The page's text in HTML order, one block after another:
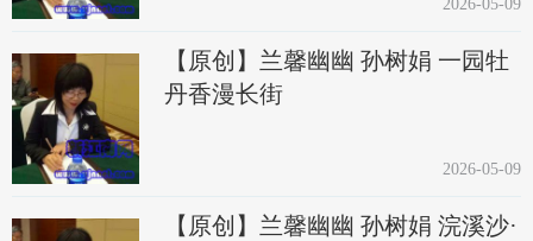
2026-05-09
【原创】兰馨幽幽 孙树娟 一园牡
丹香漫长街
2026-05-09
【原创】兰馨幽幽 孙树娟 浣溪沙·